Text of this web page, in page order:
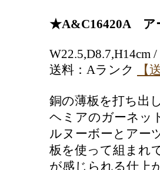
★A&C16420A ア
W22.5,D8.7,H14cm /
送料：Aランク
【
銅の薄板を打ち出
ヘミアのガーネッ
ルヌーボーとアー
板を使って組まれ
が感じられる仕上